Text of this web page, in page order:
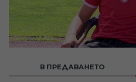
В ПРЕДАВАНЕТО